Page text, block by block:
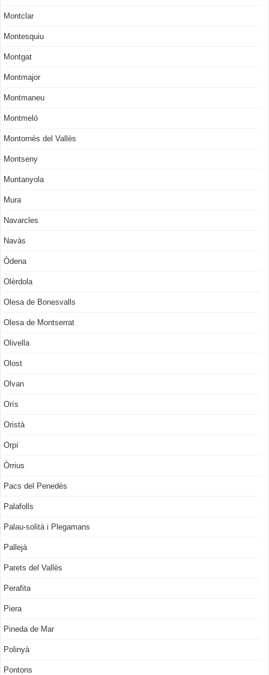
Montclar
Montesquiu
Montgat
Montmajor
Montmaneu
Montmeló
Montornès del Vallès
Montseny
Muntanyola
Mura
Navarcles
Navàs
Òdena
Olèrdola
Olesa de Bonesvalls
Olesa de Montserrat
Olivella
Olost
Olvan
Orís
Oristà
Orpí
Òrrius
Pacs del Penedès
Palafolls
Palau-solità i Plegamans
Pallejà
Parets del Vallès
Perafita
Piera
Pineda de Mar
Polinyà
Pontons